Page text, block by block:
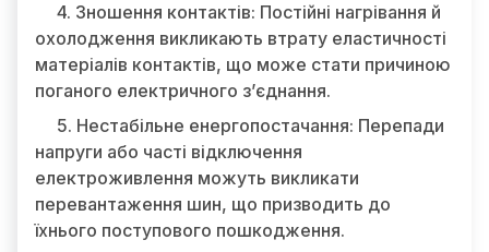
4. Зношення контактів: Постійні нагрівання й
охолодження викликають втрату еластичності
матеріалів контактів, що може стати причиною
поганого електричного з’єднання.
5. Нестабільне енергопостачання: Перепади
напруги або часті відключення
електроживлення можуть викликати
перевантаження шин, що призводить до
їхнього поступового пошкодження.